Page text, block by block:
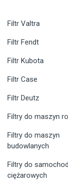
Filtr Valtra
Filtr Fendt
Filtr Kubota
Filtr Case
Filtr Deutz
Filtry do maszyn
Filtry do maszyn
budowlanych
Filtry do
ciężarowych